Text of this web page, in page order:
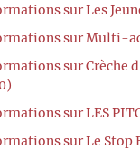
sur Les
sur Multi-
sur Crèche
sur LES
sur Le